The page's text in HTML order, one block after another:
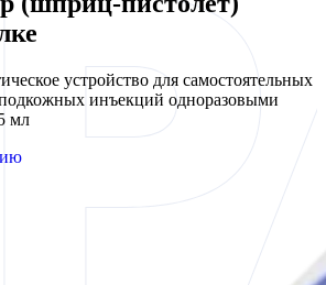
устройство для самостоятельных
инъекций одноразовыми
мл